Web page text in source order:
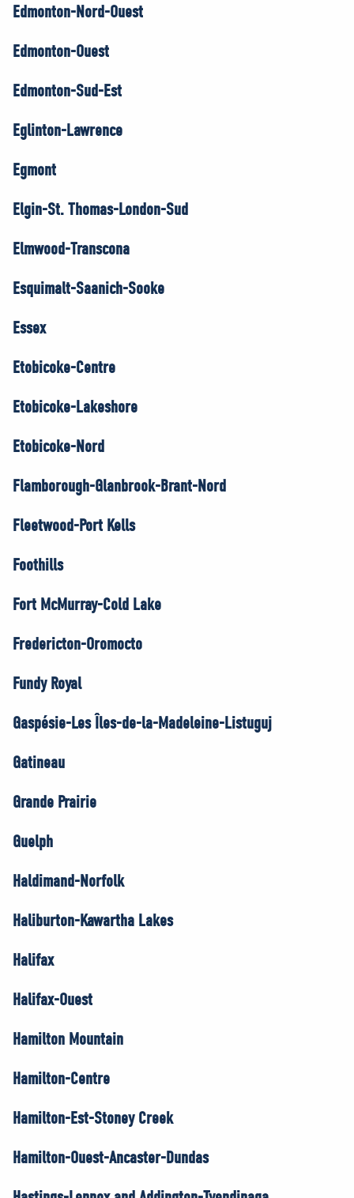
Edmonton-Nord-Ouest
Edmonton-Ouest
Edmonton-Sud-Est
Eglinton-Lawrence
Egmont
Elgin-St. Thomas-London-Sud
Elmwood-Transcona
Esquimalt-Saanich-Sooke
Essex
Etobicoke-Centre
Etobicoke-Lakeshore
Etobicoke-Nord
Flamborough-Glanbrook-Brant-Nord
Fleetwood-Port Kells
Foothills
Fort McMurray-Cold Lake
Fredericton-Oromocto
Fundy Royal
Gaspésie-Les Îles-de-la-Madeleine-Listuguj
Gatineau
Grande Prairie
Guelph
Haldimand-Norfolk
Haliburton-Kawartha Lakes
Halifax
Halifax-Ouest
Hamilton Mountain
Hamilton-Centre
Hamilton-Est-Stoney Creek
Hamilton-Ouest-Ancaster-Dundas